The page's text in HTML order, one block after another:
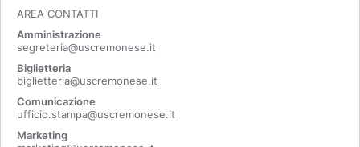
AREA CONTATTI
Amministrazione
segreteria@uscremonese.it
Biglietteria
biglietteria@uscremonese.it
Comunicazione
ufficio.stampa@uscremonese.it
Marketing